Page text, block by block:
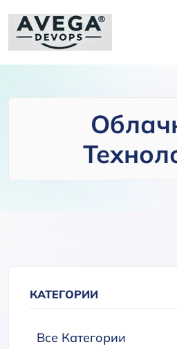
КАТЕГОРИИ
Все Категории